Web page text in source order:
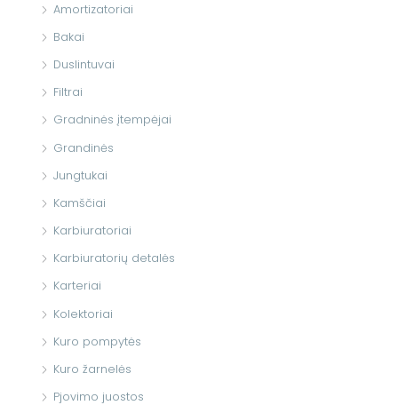
Amortizatoriai
Bakai
Duslintuvai
Filtrai
Gradninės įtempėjai
Grandinės
Jungtukai
Kamščiai
Karbiuratoriai
Karbiuratorių detalės
Karteriai
Kolektoriai
Kuro pompytės
Kuro žarnelės
Pjovimo juostos